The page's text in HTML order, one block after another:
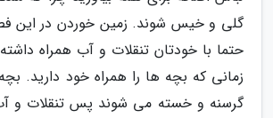
گلی و خیس شوند. زمین خوردن در این
حتما با خودتان تنقلات و آب همراه
زمانی که بچه ها را همراه خود دارید.
گرسنه و خسته می شوند پس تنقلات و